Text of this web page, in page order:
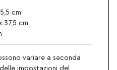
cm
37,5 cm
variare a seconda